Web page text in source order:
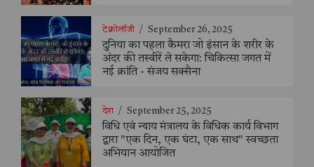
टेक्नोलॉजी / September 26, 2025
दुनिया का पहला कैमरा जो इंसान के शरीर के
अंदर की तस्वीरें ले सकेगा: चिकित्सा जगत में
नई क्रांति - संजय सक्सैना
देश / September 25, 2025
विधि एवं न्याय मंत्रालय के विधिक कार्य विभाग
द्वारा "एक दिन, एक घंटा, एक साथ" स्वच्छता
अभियान आयोजित